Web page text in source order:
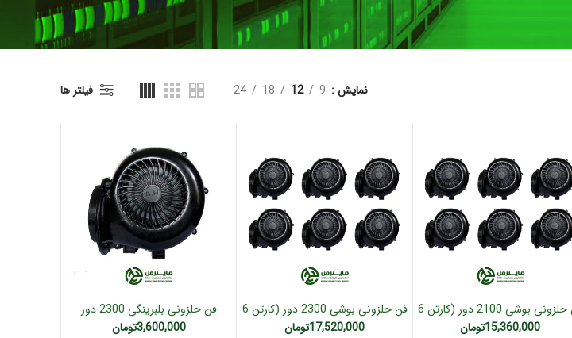
نمایش 9
12
18
24 فیلتر ها
افزودن به سبد خرید
فن حلزونی بوشی 2100 دور (کارتن 6
عددی)
15,360,000تومان
افزودن به سبد خرید
فن حلزونی بوشی 2300 دور (کارتن 6
عددی)
17,520,000تومان
افزودن به سبد خرید
فن حلزونی بلبرینگی 2300 دور
(بلبرینگ تایلندی)
3,600,000تومان